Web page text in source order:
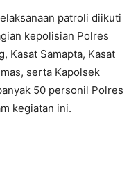
patroli diikuti
kepolisian Polres
Kasat Samapta, Kasat
serta Kapolsek
50 personil Polres
kegiatan ini.